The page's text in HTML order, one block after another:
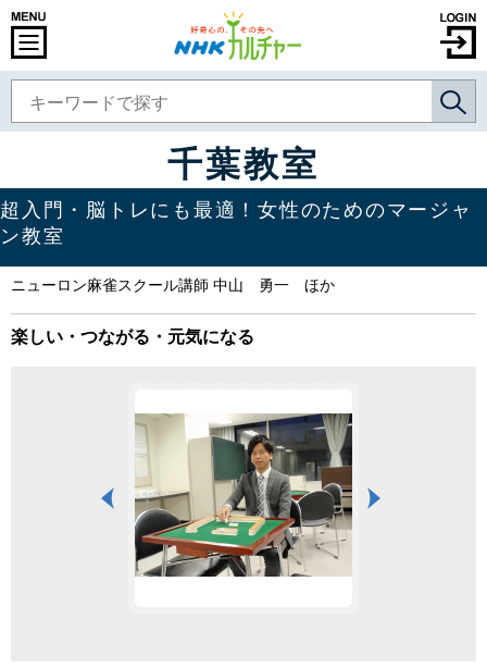
千葉教室
超入門・脳トレにも最適！女性のためのマージャ
ン教室
ニューロン麻雀スクール講師 中山 勇一 ほか
楽しい・つながる・元気になる